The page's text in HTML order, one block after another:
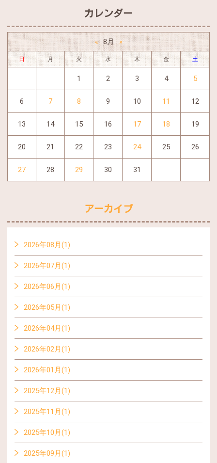
カレンダー
« 8月 »
日 月 火 水 木 金 土
1 2 3 4 5
6 7 8 9 10 11 12
13 14 15 16 17 18 19
20 21 22 23 24 25 26
27 28 29 30 31
アーカイブ
2026年08月(1)
2026年07月(1)
2026年06月(1)
2026年05月(1)
2026年04月(1)
2026年02月(1)
2026年01月(1)
2025年12月(1)
2025年11月(1)
2025年10月(1)
2025年09月(1)